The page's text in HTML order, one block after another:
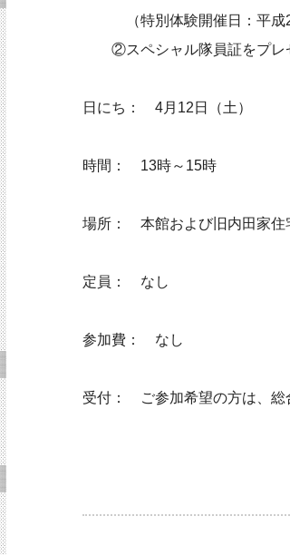
（特別体験開催日：平成
②スペシャル隊員証をプレ
日にち： 4月12日（土）
時間： 13時～15時
場所： 本館および旧内田家住
定員： なし
参加費： なし
受付： ご参加希望の方は、総